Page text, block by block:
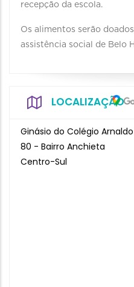
recepção da escola.
Os alimentos serão
assistência social de Belo
LOCALIZAÇÃO
Ginásio do Colégio
80 - Bairro Anchieta
Centro-Sul